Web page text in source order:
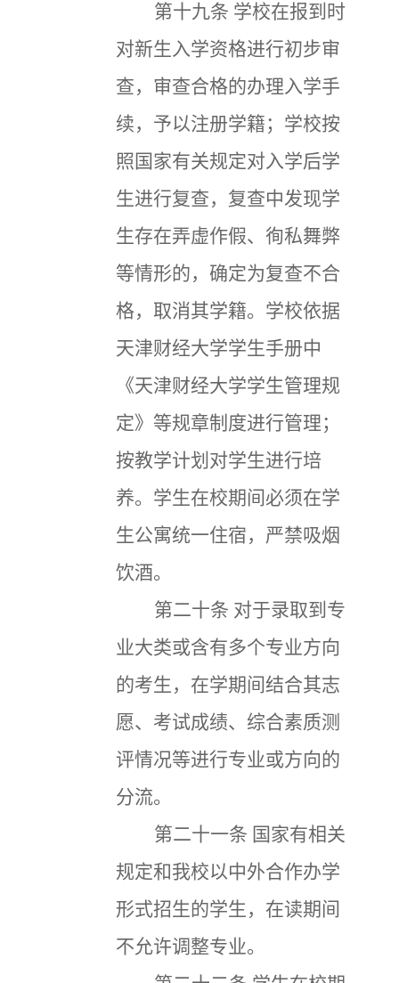
第十九条 学校在报到时
对新生入学资格进行初步审
查，审查合格的办理入学手
续，予以注册学籍；学校按
照国家有关规定对入学后学
生进行复查，复查中发现学
生存在弄虚作假、徇私舞弊
等情形的，确定为复查不合
格，取消其学籍。学校依据
天津财经大学学生手册中
《天津财经大学学生管理规
定》等规章制度进行管理；
按教学计划对学生进行培
养。学生在校期间必须在学
生公寓统一住宿，严禁吸烟
饮酒。
第二十条 对于录取到专
业大类或含有多个专业方向
的考生，在学期间结合其志
愿、考试成绩、综合素质测
评情况等进行专业或方向的
分流。
第二十一条 国家有相关
规定和我校以中外合作办学
形式招生的学生，在读期间
不允许调整专业。